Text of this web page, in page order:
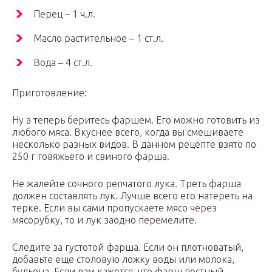
Перец – 1 ч.л.
Масло растительное – 1 ст.л.
Вода – 4 ст.л.
Приготовление:
Ну а теперь беритесь фаршем. Его можно готовить из
любого мяса. Вкуснее всего, когда вы смешиваете
несколько разных видов. В данном рецепте взято по
250 г говяжьего и свиного фарша.
Не жалейте сочного репчатого лука. Треть фарша
должен составлять лук. Лучше всего его натереть на
терке. Если вы сами пропускаете мясо через
мясорубку, то и лук заодно перемелите.
Следите за густотой фарша. Если он плотноватый,
добавьте еще столовую ложку воды или молока,